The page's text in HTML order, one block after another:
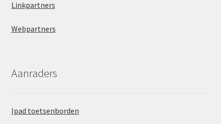
Linkpartners
Webpartners
Aanraders
Ipad toetsenborden